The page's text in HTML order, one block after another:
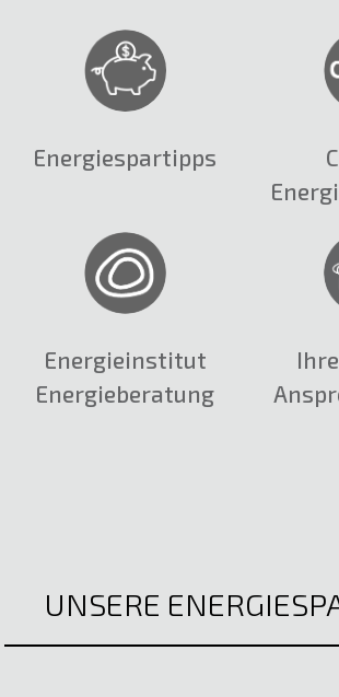
Energiespartipps
Energieinstitut
Energieberatung
UNSERE